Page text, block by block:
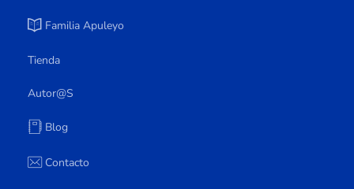
Familia Apuleyo
Tienda
Autor@s
Blog
Contacto